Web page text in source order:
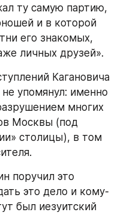
ту самую партию,
и в которой
его знакомых,
личных друзей».
Кагановича
упомянул: именно
многих
Москвы (под
столицы), в том
поручил это
это дело и кому-
был иезуитский